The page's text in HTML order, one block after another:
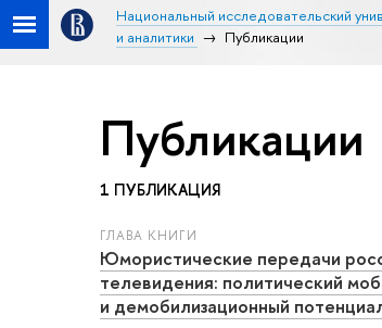
Национальный исследовательский
и аналитики
Публикации
Публикации
1 ПУБЛИКАЦИЯ
ГЛАВА КНИГИ
Юмористические передачи
телевидения: политический
и демобилизационный